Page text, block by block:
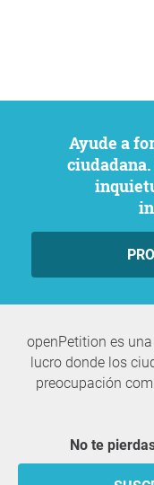
Ayude a fortalecer la participación
ciudadana.
openPetition es
lucro donde los
preocupación
No te